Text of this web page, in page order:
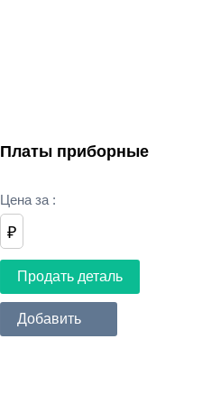
Платы приборные
Цена за :
₽
Продать деталь
Добавить